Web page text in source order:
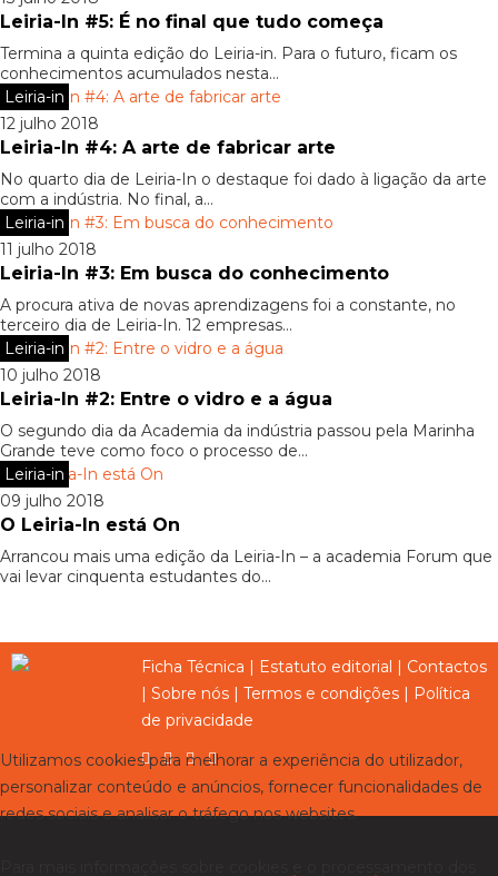
Leiria-In #5: É no final que tudo começa
Termina a quinta edição do Leiria-in. Para o futuro, ficam os
conhecimentos acumulados nesta...
Leiria-in
12 julho 2018
Leiria-In #4: A arte de fabricar arte
No quarto dia de Leiria-In o destaque foi dado à ligação da arte
com a indústria. No final, a...
Leiria-in
11 julho 2018
Leiria-In #3: Em busca do conhecimento
A procura ativa de novas aprendizagens foi a constante, no
terceiro dia de Leiria-In. 12 empresas...
Leiria-in
10 julho 2018
Leiria-In #2: Entre o vidro e a água
O segundo dia da Academia da indústria passou pela Marinha
Grande teve como foco o processo de...
Leiria-in
09 julho 2018
O Leiria-In está On
Arrancou mais uma edição da Leiria-In – a academia Forum que
vai levar cinquenta estudantes do...
Ficha Técnica | Estatuto editorial | Contactos
| Sobre nós | Termos e condições | Política
de privacidade
Utilizamos cookies para melhorar a experiência do utilizador,
personalizar conteúdo e anúncios, fornecer funcionalidades de
redes sociais e analisar o tráfego nos websites.